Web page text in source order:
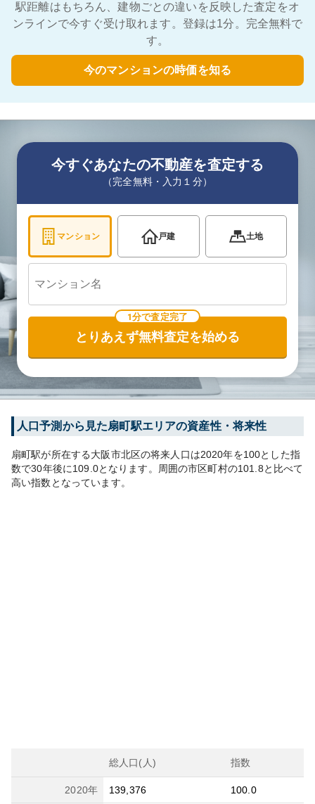
駅距離はもちろん、建物ごとの違いを反映した査定をオ
ンラインで今すぐ受け取れます。登録は1分。完全無料で
す。
今のマンションの時価を知る
今すぐあなたの不動産を査定する
（完全無料・入力１分）
マンション 戸建 土地
1分で査定完了
とりあえず無料査定を始める
人口予測から見た扇町駅エリアの資産性・将来性
扇町駅が所在する大阪市北区の将来人口は2020年を100とした指
数で30年後に109.0となります。 周囲の市区町村の101.8と比べて
高い指数となっています。
総人口(人) 指数
2020年 139,376 100.0